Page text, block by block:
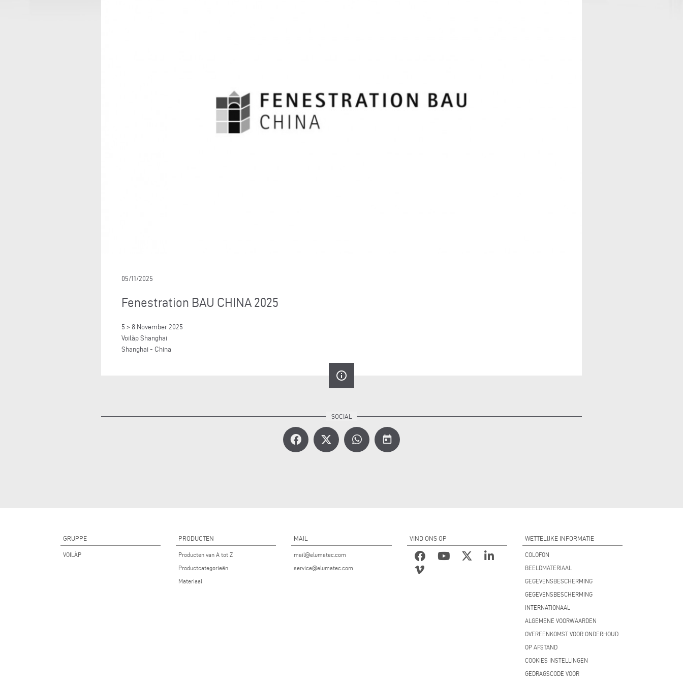
05/11/2025
Fenestration BAU CHINA 2025
5 > 8 November 2025
Voilàp Shanghai
Shanghai - China
info_outline
today
GRUPPE
VOILÀP
PRODUCTEN
Producten van A tot Z
Productcategorieën
Materiaal
MAIL
mail@elumatec.com
service@elumatec.com
VIND ONS OP WETTELIJKE INFORMATIE
COLOFON
BEELDMATERIAAL
GEGEVENSBESCHERMING
GEGEVENSBESCHERMING
INTERNATIONAAL
ALGEMENE VOORWAARDEN
OVEREENKOMST VOOR ONDERHOUD
OP AFSTAND
COOKIES INSTELLINGEN
GEDRAGSCODE VOOR